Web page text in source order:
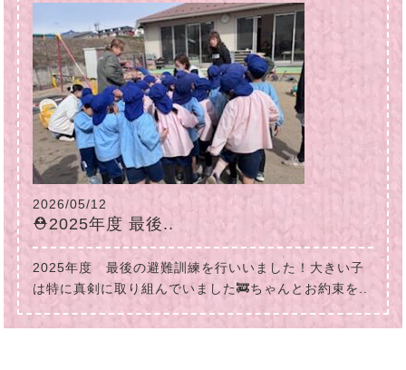
2026/05/12
⛑2025年度 最後..
2025年度 最後の避難訓練を行いいました！大きい子
は特に真剣に取り組んでいました🚒ちゃんとお約束を..